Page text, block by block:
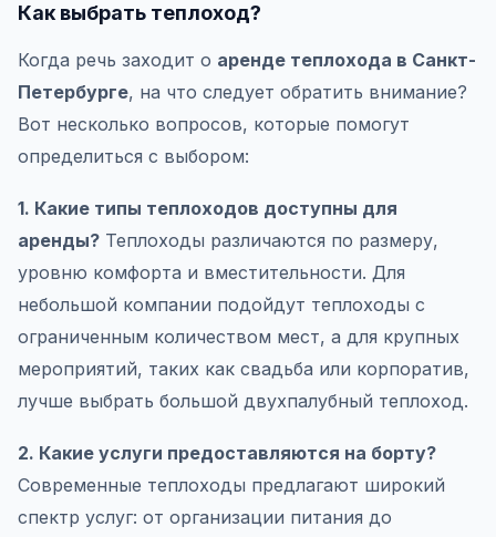
Как выбрать теплоход?
Когда речь заходит о аренде теплохода в Санкт-
Петербурге, на что следует обратить внимание?
Вот несколько вопросов, которые помогут
определиться с выбором:
1. Какие типы теплоходов доступны для
аренды? Теплоходы различаются по размеру,
уровню комфорта и вместительности. Для
небольшой компании подойдут теплоходы с
ограниченным количеством мест, а для крупных
мероприятий, таких как свадьба или корпоратив,
лучше выбрать большой двухпалубный теплоход.
2. Какие услуги предоставляются на борту?
Современные теплоходы предлагают широкий
спектр услуг: от организации питания до